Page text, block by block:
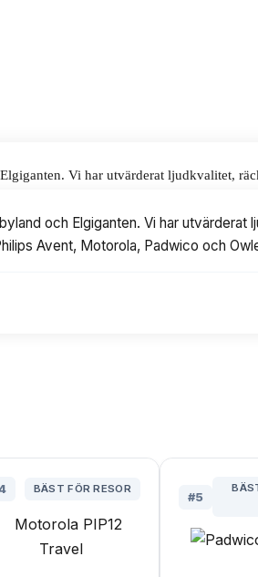
Vi har utvärderat ljudkvalitet,
och Elgiganten. Vi har utvärderat
Avent, Motorola, Padwico och
BÄST FÖR RESOR
#5